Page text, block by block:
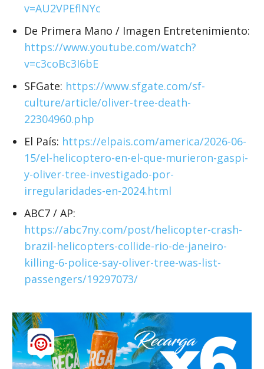
v=AU2VPEflNYc
De Primera Mano / Imagen Entretenimiento:
https://www.youtube.com/watch?
v=c3coBc3I6bE
SFGate: https://www.sfgate.com/sf-
culture/article/oliver-tree-death-
22304960.php
El País: https://elpais.com/america/2026-06-
15/el-helicoptero-en-el-que-murieron-gaspi-
y-oliver-tree-investigado-por-
irregularidades-en-2024.html
ABC7 / AP:
https://abc7ny.com/post/helicopter-crash-
brazil-helicopters-collide-rio-de-janeiro-
killing-6-police-say-oliver-tree-was-list-
passengers/19297073/